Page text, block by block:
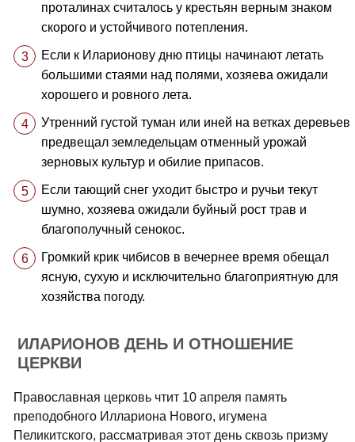
проталинах считалось у крестьян верным знаком
скорого и устойчивого потепления.
Если к Иларионову дню птицы начинают летать
большими стаями над полями, хозяева ожидали
хорошего и ровного лета.
Утренний густой туман или иней на ветках деревьев
предвещал земледельцам отменный урожай
зерновых культур и обилие припасов.
Если тающий снег уходит быстро и ручьи текут
шумно, хозяева ожидали буйный рост трав и
благополучный сенокос.
Громкий крик чибисов в вечернее время обещал
ясную, сухую и исключительно благоприятную для
хозяйства погоду.
ИЛАРИОНОВ ДЕНЬ И ОТНОШЕНИЕ
ЦЕРКВИ
Православная церковь чтит 10 апреля память
преподобного Иллариона Нового, игумена
Пеликитского, рассматривая этот день сквозь призму